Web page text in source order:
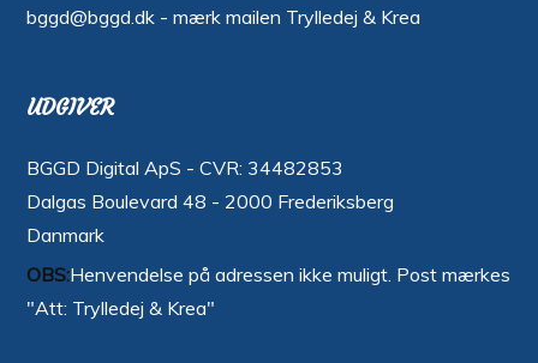
bggd@bggd.dk - mærk mailen Trylledej & Krea
UDGIVER
BGGD Digital ApS - CVR: 34482853
Dalgas Boulevard 48 - 2000 Frederiksberg
Danmark
OBS:Henvendelse på adressen ikke muligt. Post mærkes
"Att: Trylledej & Krea"